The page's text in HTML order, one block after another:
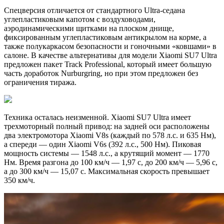
Спецверсия отличается от стандартного Ultra-седана
углепластиковым капотом с воздуховодами,
аэродинамическими щитками на плоском днище,
фиксированным углепластиковым антикрылом на корме, а
также полукаркасом безопасности и гоночными «ковшами» в
салоне. В качестве альтернативы для модели Xiaomi SU7 Ultra
предложен пакет Track Professional, который имеет большую
часть доработок Nurburgring, но при этом предложен без
ограничения тиража.
Техника осталась неизменной. Xiaomi SU7 Ultra имеет
трехмоторный полный привод: на задней оси расположены
два электромотора Xiaomi V8s (каждый по 578 л.с. и 635 Нм),
а спереди — один Xiaomi V6s (392 л.с., 500 Нм). Пиковая
мощность системы — 1548 л.с., а крутящий момент — 1770
Нм. Время разгона до 100 км/ч — 1,97 с, до 200 км/ч — 5,96 с,
а до 300 км/ч — 15,07 с. Максимальная скорость превышает
350 км/ч.